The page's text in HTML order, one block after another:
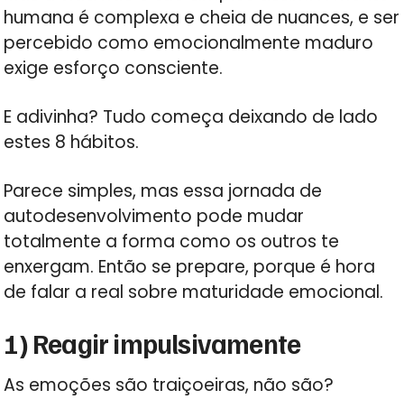
humana é complexa e cheia de nuances, e ser
percebido como emocionalmente maduro
exige esforço consciente.
E adivinha? Tudo começa deixando de lado
estes 8 hábitos.
Parece simples, mas essa jornada de
autodesenvolvimento pode mudar
totalmente a forma como os outros te
enxergam. Então se prepare, porque é hora
de falar a real sobre maturidade emocional.
1) Reagir impulsivamente
As emoções são traiçoeiras, não são?